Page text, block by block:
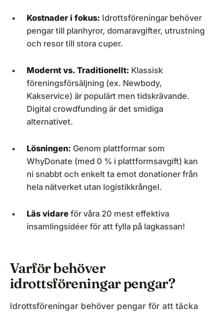
Kostnader i fokus: Idrottsföreningar behöver
pengar till planhyror, domaravgifter, utrustning
och resor till stora cuper.
Modernt vs. Traditionellt: Klassisk
föreningsförsäljning (ex. Newbody,
Kakservice) är populärt men tidskrävande.
Digital crowdfunding är det smidiga
alternativet.
Lösningen: Genom plattformar som
WhyDonate (med 0 % i plattformsavgift) kan
ni snabbt och enkelt ta emot donationer från
hela nätverket utan logistikkrångel.
Läs vidare för våra 20 mest effektiva
insamlingsidéer för att fylla på lagkassan!
Varför behöver
idrottsföreningar pengar?
Idrottsföreningar behöver pengar för att täcka